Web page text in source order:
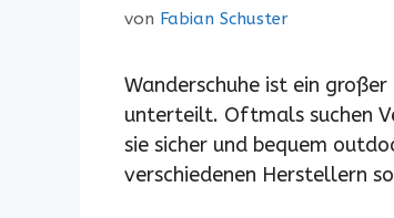
von Fabian Schuster
Wanderschuhe ist ein
unterteilt. Oftmals suchen
sie sicher und bequem
verschiedenen Herstellern